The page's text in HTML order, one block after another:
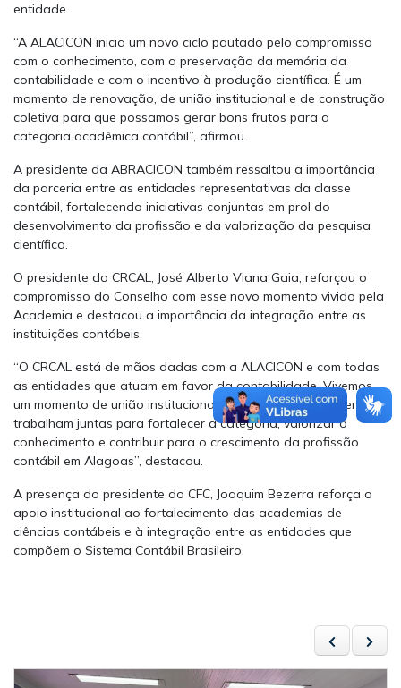
entidade.
“A ALACICON inicia um novo ciclo pautado pelo compromisso
com o conhecimento, com a preservação da memória da
contabilidade e com o incentivo à produção científica. É um
momento de renovação, de união institucional e de construção
coletiva para que possamos gerar bons frutos para a
categoria acadêmica contábil”, afirmou.
A presidente da ABRACICON também ressaltou a importância
da parceria entre as entidades representativas da classe
contábil, fortalecendo iniciativas conjuntas em prol do
desenvolvimento da profissão e da valorização da pesquisa
científica.
O presidente do CRCAL, José Alberto Viana Gaia, reforçou o
compromisso do Conselho com esse novo momento vivido pela
Academia e destacou a importância da integração entre as
instituições contábeis.
“O CRCAL está de mãos dadas com a ALACICON e com todas
as entidades que atuam em favor da contabilidade. Vivemos
um momento de união institucional, em que todas as esferas
trabalham juntas para fortalecer a categoria, valorizar o
conhecimento e contribuir para o crescimento da profissão
contábil em Alagoas”, destacou.
A presença do presidente do CFC, Joaquim Bezerra reforça o
apoio institucional ao fortalecimento das academias de
ciências contábeis e à integração entre as entidades que
compõem o Sistema Contábil Brasileiro.